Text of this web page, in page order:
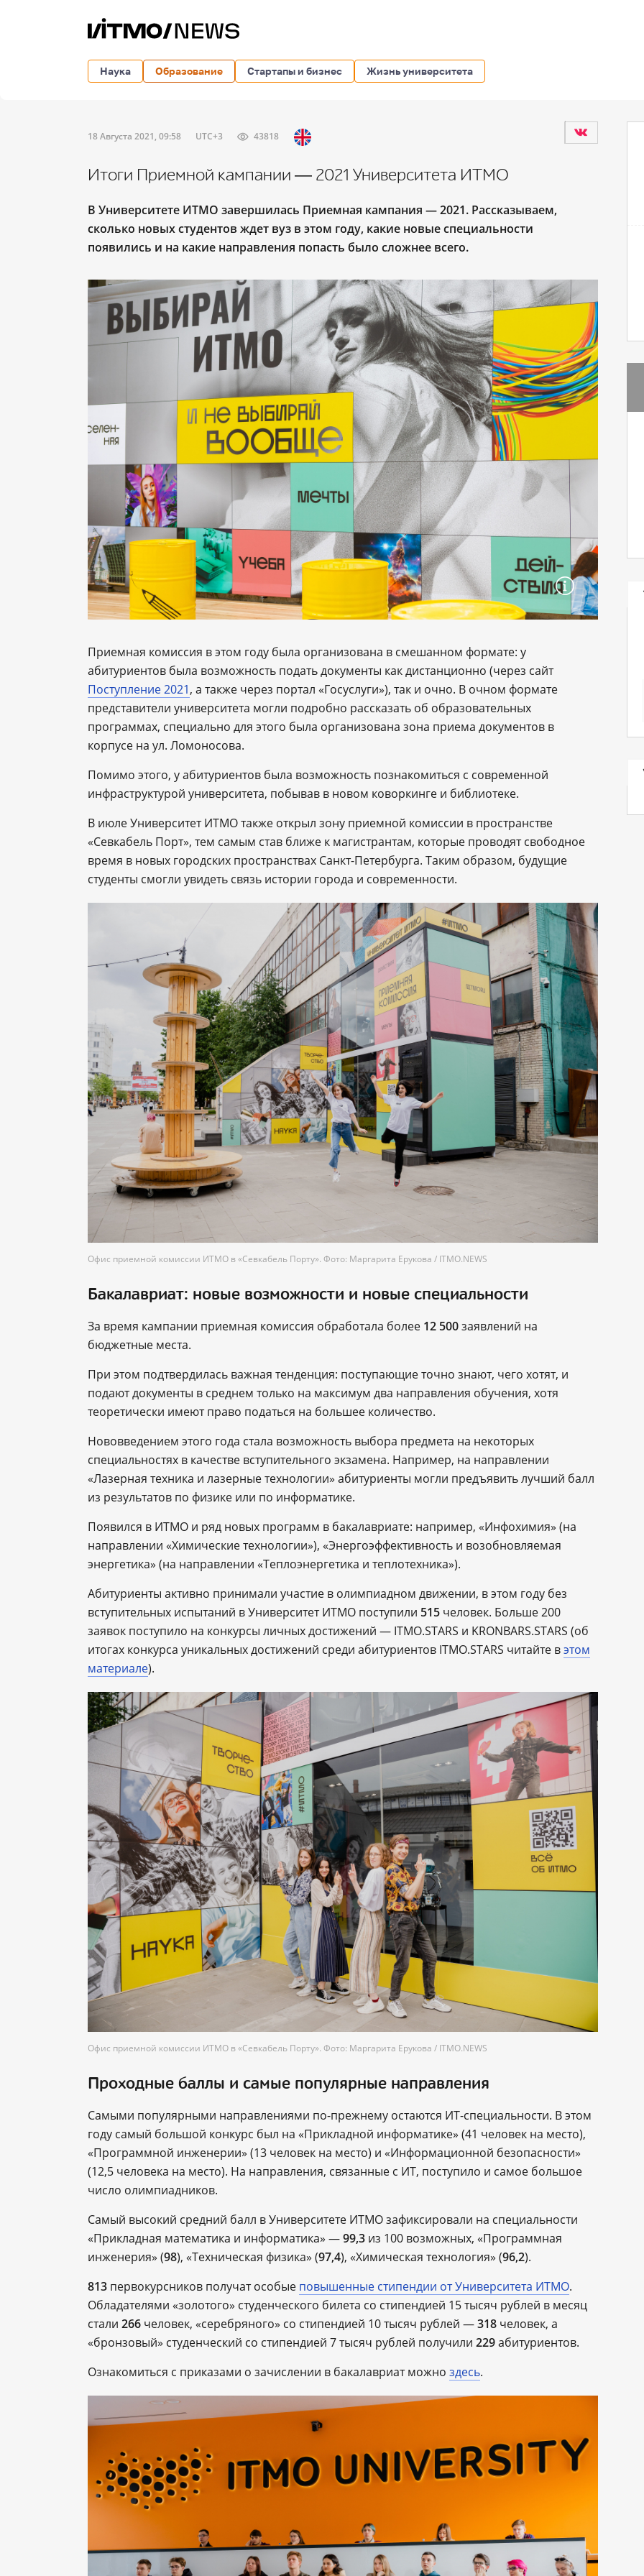
Наука Образование Стартапы и бизнес Жизнь университета
18 Августа 2021, 09:58 UTC+3 43818
Итоги Приемной кампании ― 2021 Университета ИТМО
В Университете ИТМО завершилась Приемная кампания ― 2021. Рассказываем,
сколько новых студентов ждет вуз в этом году, какие новые специальности
появились и на какие направления попасть было сложнее всего.
Приемная комиссия в этом году была организована в смешанном формате: у
абитуриентов была возможность подать документы как дистанционно (через сайт
Поступление 2021, а также через портал «Госуслуги»), так и очно. В очном формате
представители университета могли подробно рассказать об образовательных
программах, специально для этого была организована зона приема документов в
корпусе на ул. Ломоносова.
Помимо этого, у абитуриентов была возможность познакомиться с современной
инфраструктурой университета, побывав в новом коворкинге и библиотеке.
В июле Университет ИТМО также открыл зону приемной комиссии в пространстве
«Севкабель Порт», тем самым став ближе к магистрантам, которые проводят свободное
время в новых городских пространствах Санкт-Петербурга. Таким образом, будущие
студенты смогли увидеть связь истории города и современности.
Офис приемной комиссии ИТМО в «Севкабель Порту». Фото: Маргарита Ерукова / ITMO.NEWS
Бакалавриат: новые возможности и новые специальности
За время кампании приемная комиссия обработала более 12 500заявлений на
бюджетные места.
При этом подтвердилась важная тенденция: поступающие точно знают, чего хотят, и
подают документы в среднем только на максимум два направления обучения, хотя
теоретически имеют право податься на большее количество.
Нововведением этого года стала возможность выбора предмета на некоторых
специальностях в качестве вступительного экзамена. Например, на направлении
«Лазерная техника и лазерные технологии» абитуриенты могли предъявить лучший балл
из результатов по физике или по информатике.
Появился в ИТМО и ряд новых программ в бакалавриате: например, «Инфохимия» (на
направлении «Химические технологии»), «Энергоэффективность и возобновляемая
энергетика» (на направлении «Теплоэнергетика и теплотехника»).
Абитуриенты активно принимали участие в олимпиадном движении, в этом году без
вступительных испытаний в Университет ИТМО поступили 515 человек. Больше 200
заявок поступило на конкурсы личных достижений ― ITMO.STARS и KRONBARS.STARS (об
итогах конкурса уникальных достижений среди абитуриентов ITMO.STARS читайте вэтом
материале).
Офис приемной комиссии ИТМО в «Севкабель Порту». Фото: Маргарита Ерукова / ITMO.NEWS
Проходные баллы и самые популярные направления
Самыми популярными направлениями по-прежнему остаются ИТ-специальности. В этом
году самый большой конкурс был на «Прикладной информатике» (41 человек на место),
«Программной инженерии» (13 человек на место) и «Информационной безопасности»
(12,5 человека на место). На направления, связанные с ИТ, поступило и самое большое
число олимпиадников.
Самый высокий средний балл в Университете ИТМО зафиксировали на специальности
«Прикладная математика и информатика» —99,3 из 100 возможных, «Программная
инженерия» (98), «Техническая физика» (97,4), «Химическая технология» (96,2).
813 первокурсников получат особые повышенные стипендии от Университета ИТМО.
Обладателями «золотого» студенческого билета со стипендией 15 тысяч рублей в месяц
стали 266 человек, «серебряного» со стипендией 10 тысяч рублей —318 человек, а
«бронзовый» студенческий со стипендией 7 тысяч рублей получили 229абитуриентов.
Ознакомиться с приказами о зачислении в бакалавриат можно здесь.